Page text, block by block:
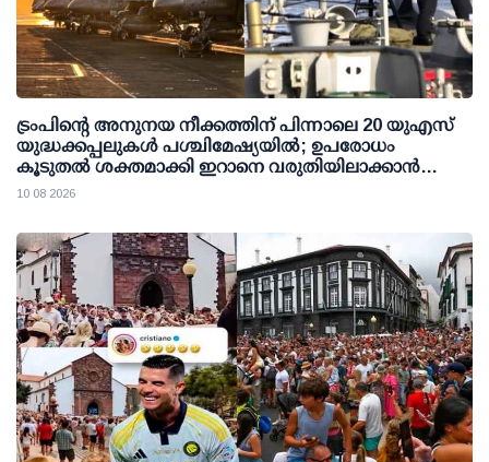
ട്രംപിന്റെ അനുനയ നീക്കത്തിന് പിന്നാലെ 20 യുഎസ്
യുദ്ധക്കപ്പലുകള്‍ പശ്ചിമേഷ്യയില്‍; ഉപരോധം
കൂടുതല്‍ ശക്തമാക്കി ഇറാനെ വരുതിയിലാക്കാന്‍
നീക്കം
10 08 2026